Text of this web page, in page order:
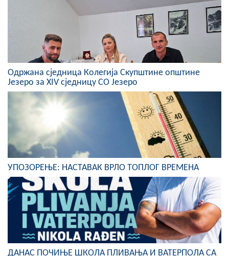
ИНФО
Вијести
Активности
Јавни позиви
Обавјештења
Заштита од пожара
COVID 19
Геоистраживања
ФИНАНСИЈЕ
ПРИВРЕДА
Пољопривреда
Oдржана сједница Колегија Скупштине општине
Језеро за XIV сједницу СО Језеро
УПОЗОРЕЊЕ: НАСТАВАК ВРЛО ТОПЛОГ ВРЕМЕНА
ДАНАС ПОЧИЊЕ ШКОЛА ПЛИВАЊА И ВАТЕРПОЛА СА